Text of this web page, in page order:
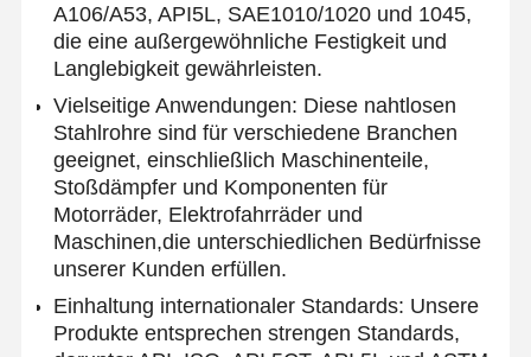
A106/A53, API5L, SAE1010/1020 und 1045,
die eine außergewöhnliche Festigkeit und
Langlebigkeit gewährleisten.
Vielseitige Anwendungen: Diese nahtlosen
Stahlrohre sind für verschiedene Branchen
geeignet, einschließlich Maschinenteile,
Stoßdämpfer und Komponenten für
Motorräder, Elektrofahrräder und
Maschinen,die unterschiedlichen Bedürfnisse
unserer Kunden erfüllen.
Einhaltung internationaler Standards: Unsere
Produkte entsprechen strengen Standards,